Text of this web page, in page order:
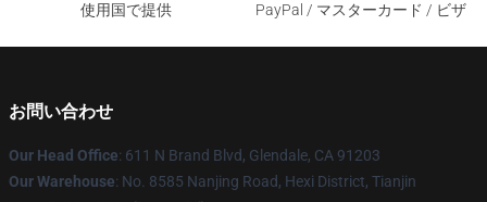
使用国で提供
PayPal / マスターカード / ビザ
お問い合わせ
Our Head Office: 611 N Brand Blvd, Glendale, CA 91203
Our Warehouse: No. 8585 Nanjing Road, Hexi District, Tianjin